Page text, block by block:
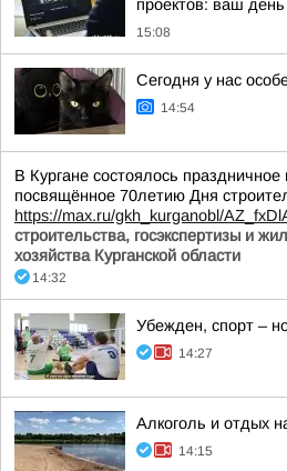
проектов: ваш
15:08
Сегодня у нас
14:54
В Кургане состоялось праздничное
посвящённое 70летию Дня
https://max.ru/gkh_kurganobl/
строительства, госэкспертизы и
хозяйства Курганской области
14:32
Убежден, спорт –
14:27
Алкоголь и отдых
14:15